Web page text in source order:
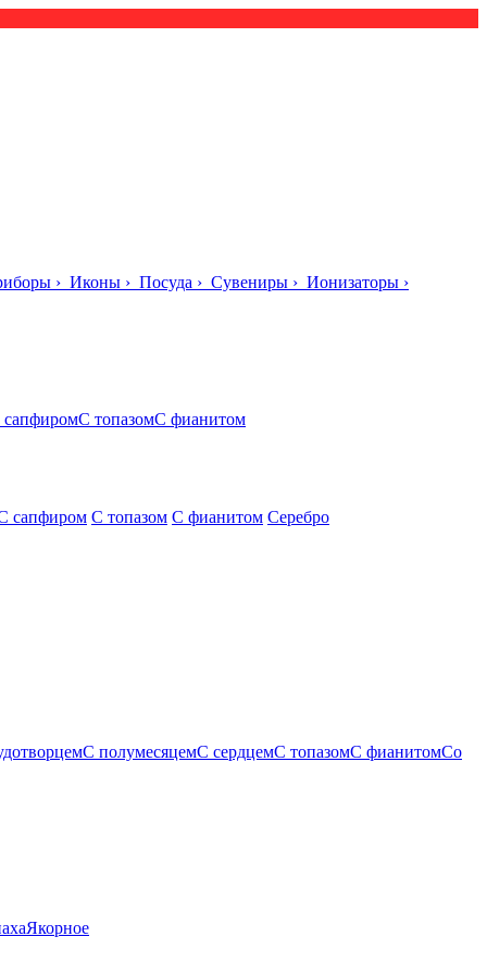
› Иконы › Посуда › Сувениры › Ионизаторы ›
С топазомС фианитом
сапфиром С топазом С фианитом Серебро
С полумесяцемС сердцемС топазомС фианитомСо
Якорное